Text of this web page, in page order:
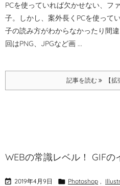
PCを使っていれば欠かせない、フ
子。
しかし、案外長くPCを使って
子の読み方がわからなかったり間
回はPNG、JPGなど画 ...
記事を読む 【拡
WEBの常識レベル！ GIFの
 2019年4月9日  Photoshop ,